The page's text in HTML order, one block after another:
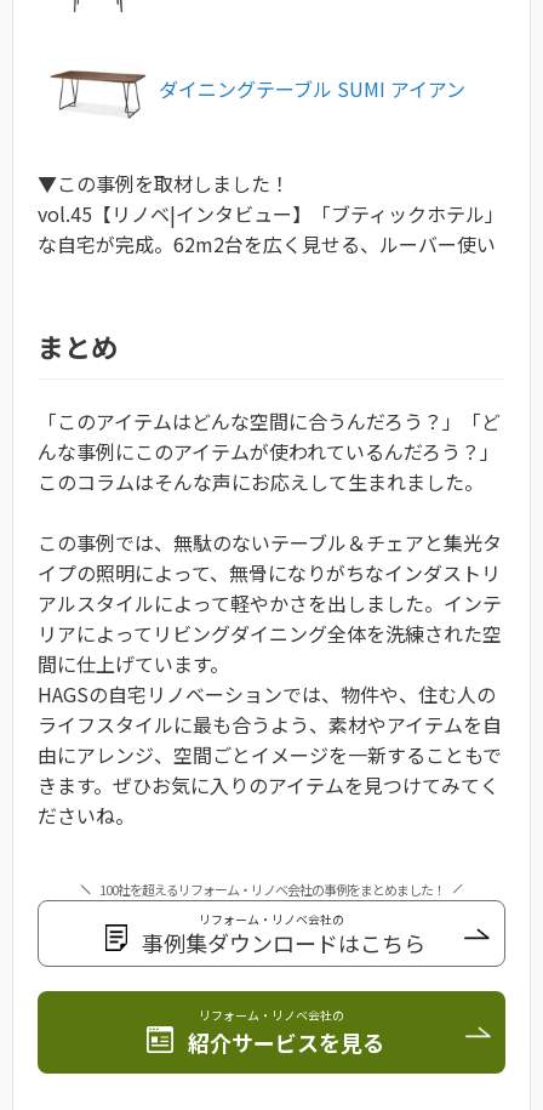
ダイニングテーブル SUMI アイアン
▼この事例を取材しました！
vol.45【リノベ|インタビュー】「ブティックホテル」
な自宅が完成。62m2台を広く見せる、ルーバー使い
まとめ
「このアイテムはどんな空間に合うんだろう？」「ど
んな事例にこのアイテムが使われているんだろう？」
このコラムはそんな声にお応えして生まれました。
この事例では、無駄のないテーブル＆チェアと集光タ
イプの照明によって、無骨になりがちなインダストリ
アルスタイルによって軽やかさを出しました。インテ
リアによってリビングダイニング全体を洗練された空
間に仕上げています。
HAGSの自宅リノベーションでは、物件や、住む人の
ライフスタイルに最も合うよう、素材やアイテムを自
由にアレンジ、空間ごとイメージを一新することもで
きます。ぜひお気に入りのアイテムを見つけてみてく
ださいね。
100社を超えるリフォーム・リノベ会社の事例をまとめました！
リフォーム・リノベ会社の
事例集ダウンロードはこちら
リフォーム・リノベ会社の
紹介サービスを見る